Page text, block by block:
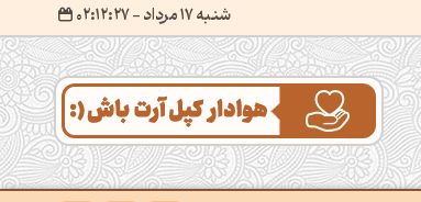
شنبه 17 مرداد
- ۰۲:۱۲:۲۸